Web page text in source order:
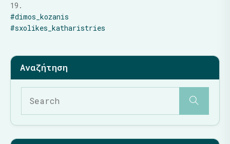
19.
#dimos_kozanis
#sxolikes_katharistries